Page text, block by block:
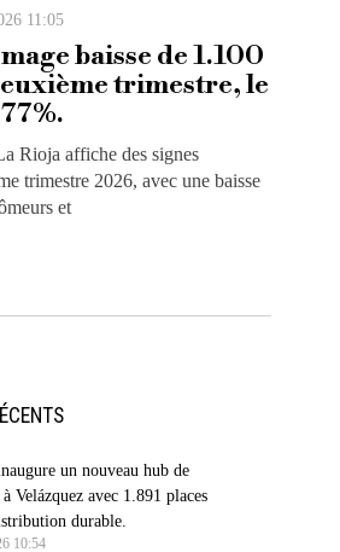
11:05
baisse de 1.100
trimestre, le
Rioja affiche des signes
trimestre 2026, avec une baisse
et
un nouveau hub de
Velázquez avec 1.891 places
durable.
10:54